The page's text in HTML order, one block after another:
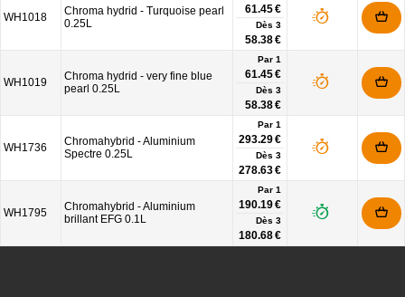
WH1018
Chroma hydrid - Turquoise pearl
0.25L
61.45 €
Dès 3
58.38 €
WH1019
Chroma hydrid - very fine blue
pearl 0.25L
Par 1
61.45 €
Dès 3
58.38 €
WH1736
Chromahybrid - Aluminium
Spectre 0.25L
Par 1
293.29 €
Dès 3
278.63 €
WH1795
Chromahybrid - Aluminium
brillant EFG 0.1L
Par 1
190.19 €
Dès 3
180.68 €